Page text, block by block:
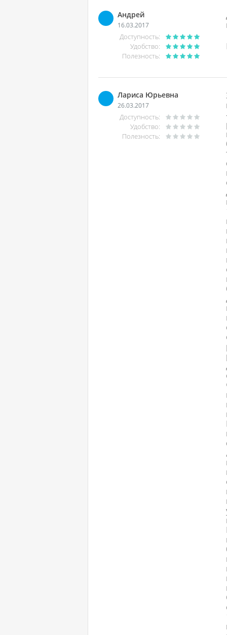
Андрей
16.03.2017
Доступность:
Удобство:
Полезность:
Лариса Юрьевна
26.03.2017
Доступность:
Удобство:
Полезность: